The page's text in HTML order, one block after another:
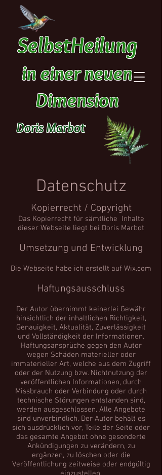
SelbstHeilung
in einer neuen
Dimension
Doris Marbot
Datenschutz
Kopierrecht / Copyright
Das Kopierrecht für sämtliche Inhalte
dieser Webseite liegt bei Doris Marbot
Umsetzung und Entwicklung
Die Webseite habe ich erstellt auf Wix.com
Haftungsausschluss
Der Autor übernimmt keinerlei Gewähr
hinsichtlich der inhaltlichen Richtigkeit,
Genauigkeit, Aktualität, Zuverlässigkeit
und Vollständigkeit der Informationen.
Haftungsansprüche gegen den Autor
wegen Schäden materieller oder
immaterieller Art, welche aus dem Zugriff
oder der Nutzung bzw. Nichtnutzung der
veröffentlichen Informationen, durch
Missbrauch oder Verbindung oder durch
technische Störungen entstanden sind,
werden ausgeschlossen. Alle Angebote
sind unverbindlich. Der Autor behält es
sich ausdrücklich vor, Teile der Seite oder
das gesamte Angebot ohne gesonderte
Ankündigungen zu verändern, zu
ergänzen, zu löschen oder die
Veröffentlichung zeitweise oder endgültig